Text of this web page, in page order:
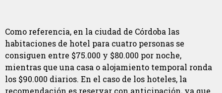
Como referencia, en la ciudad de Córdoba las
habitaciones de hotel para cuatro personas se
consiguen entre $75.000 y $80.000 por noche,
mientras que una casa o alojamiento temporal ronda
los $90.000 diarios. En el caso de los hoteles, la